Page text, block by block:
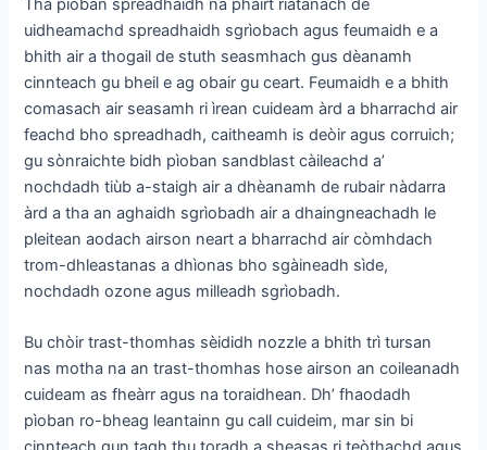
Tha pìoban spreadhaidh na phàirt riatanach de
uidheamachd spreadhaidh sgrìobach agus feumaidh e a
bhith air a thogail de stuth seasmhach gus dèanamh
cinnteach gu bheil e ag obair gu ceart. Feumaidh e a bhith
comasach air seasamh ri ìrean cuideam àrd a bharrachd air
feachd bho spreadhadh, caitheamh is deòir agus corruich;
gu sònraichte bidh pìoban sandblast càileachd a’
nochdadh tiùb a-staigh air a dhèanamh de rubair nàdarra
àrd a tha an aghaidh sgrìobadh air a dhaingneachadh le
pleitean aodach airson neart a bharrachd air còmhdach
trom-dhleastanas a dhìonas bho sgàineadh sìde,
nochdadh ozone agus milleadh sgrìobadh.
Bu chòir trast-thomhas sèididh nozzle a bhith trì tursan
nas motha na an trast-thomhas hose airson an coileanadh
cuideam as fheàrr agus na toraidhean. Dh’ fhaodadh
pìoban ro-bheag leantainn gu call cuideim, mar sin bi